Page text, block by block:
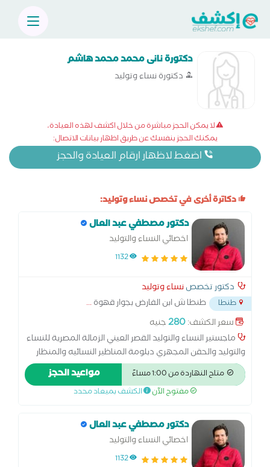
دكتورة نانى محمد محمد هاشم
دكتورة نساء وتوليد
لا يمكن الحجز مباشرة من خلال اكشف لهذه العيادة،
يمكنك الحجز بنفسك عن طريق اظهار بيانات الاتصال:
اضغط لاظهار ارقام العيادة والحجز
دكاترة أخرى في تخصص نساء وتوليد:
دكتور مصطفي عبد العال
اخصائي النساء والتوليد
1132
دكتور تخصصنساء وتوليد
طنطا طنطا ش ابن الفارض بجوار قهوة...
سعر الكشف:280جنيه
ماجستير النساء والتوليد القصر العيني الزمالة المصرية للنساء
والتوليد والحقن المجهري دبلومة المناظير النسائيه والمنظار
الرحمي جامعة عين شمس
متاح النهاردة من 1:00 مساءً مواعيد الحجز
مفتوح الآن الكشف بميعاد محدد
دكتور مصطفي عبد العال
اخصائي النساء والتوليد
1132